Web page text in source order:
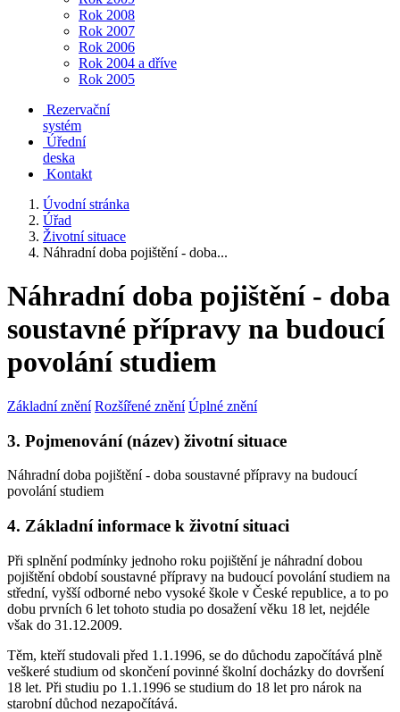
Rok 2008
Rok 2007
Rok 2006
Rok 2004 a dříve
Rok 2005
Rezervační
systém
Úřední
deska
Kontakt
Úvodní stránka
Úřad
Životní situace
Náhradní doba pojištění - doba...
Náhradní doba pojištění - doba
soustavné přípravy na budoucí
povolání studiem
Základní znění Rozšířené znění Úplné znění
3. Pojmenování (název) životní situace
Náhradní doba pojištění - doba soustavné přípravy na budoucí
povolání studiem
4. Základní informace k životní situaci
Při splnění podmínky jednoho roku pojištění je náhradní dobou
pojištění období soustavné přípravy na budoucí povolání studiem na
střední, vyšší odborné nebo vysoké škole v České republice, a to po
dobu prvních 6 let tohoto studia po dosažení věku 18 let, nejdéle
však do 31.12.2009.
Těm, kteří studovali před 1.1.1996, se do důchodu započítává plně
veškeré studium od skončení povinné školní docházky do dovršení
18 let. Při studiu po 1.1.1996 se studium do 18 let pro nárok na
starobní důchod nezapočítává.